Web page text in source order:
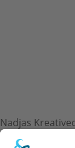
Nadjas
Dekoration,